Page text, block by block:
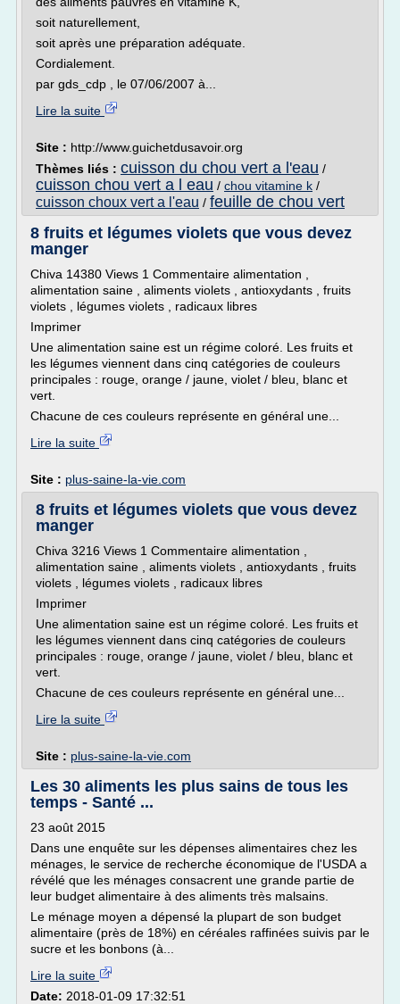
soit naturellement,
soit après une préparation adéquate.
Cordialement.
par gds_cdp , le 07/06/2007 à...
Lire la suite
Site : http://www.guichetdusavoir.org
Thèmes liés : cuisson du chou vert a l'eau /
cuisson chou vert a l eau / chou vitamine k /
cuisson choux vert a l'eau / feuille de chou vert
8 fruits et légumes violets que vous devez
manger
Chiva 14380 Views 1 Commentaire alimentation ,
alimentation saine , aliments violets , antioxydants , fruits
violets , légumes violets , radicaux libres
Imprimer
Une alimentation saine est un régime coloré. Les fruits et
les légumes viennent dans cinq catégories de couleurs
principales : rouge, orange / jaune, violet / bleu, blanc et
vert.
Chacune de ces couleurs représente en général une...
Lire la suite
Site : plus-saine-la-vie.com
8 fruits et légumes violets que vous devez
manger
Chiva 3216 Views 1 Commentaire alimentation ,
alimentation saine , aliments violets , antioxydants , fruits
violets , légumes violets , radicaux libres
Imprimer
Une alimentation saine est un régime coloré. Les fruits et
les légumes viennent dans cinq catégories de couleurs
principales : rouge, orange / jaune, violet / bleu, blanc et
vert.
Chacune de ces couleurs représente en général une...
Lire la suite
Site : plus-saine-la-vie.com
Les 30 aliments les plus sains de tous les
temps - Santé ...
23 août 2015
Dans une enquête sur les dépenses alimentaires chez les
ménages, le service de recherche économique de l'USDA a
révélé que les ménages consacrent une grande partie de
leur budget alimentaire à des aliments très malsains.
Le ménage moyen a dépensé la plupart de son budget
alimentaire (près de 18%) en céréales raffinées suivis par le
sucre et les bonbons (à...
Lire la suite
Date: 2018-01-09 17:32:51